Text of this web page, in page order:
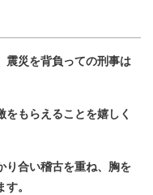
震災を背負っての刑事は
もらえることを嬉しく
り合い稽古を重ね、胸を
。